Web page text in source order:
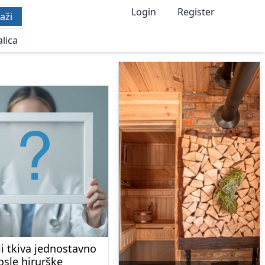
Login Register
tkiva jednostavno
hirurške